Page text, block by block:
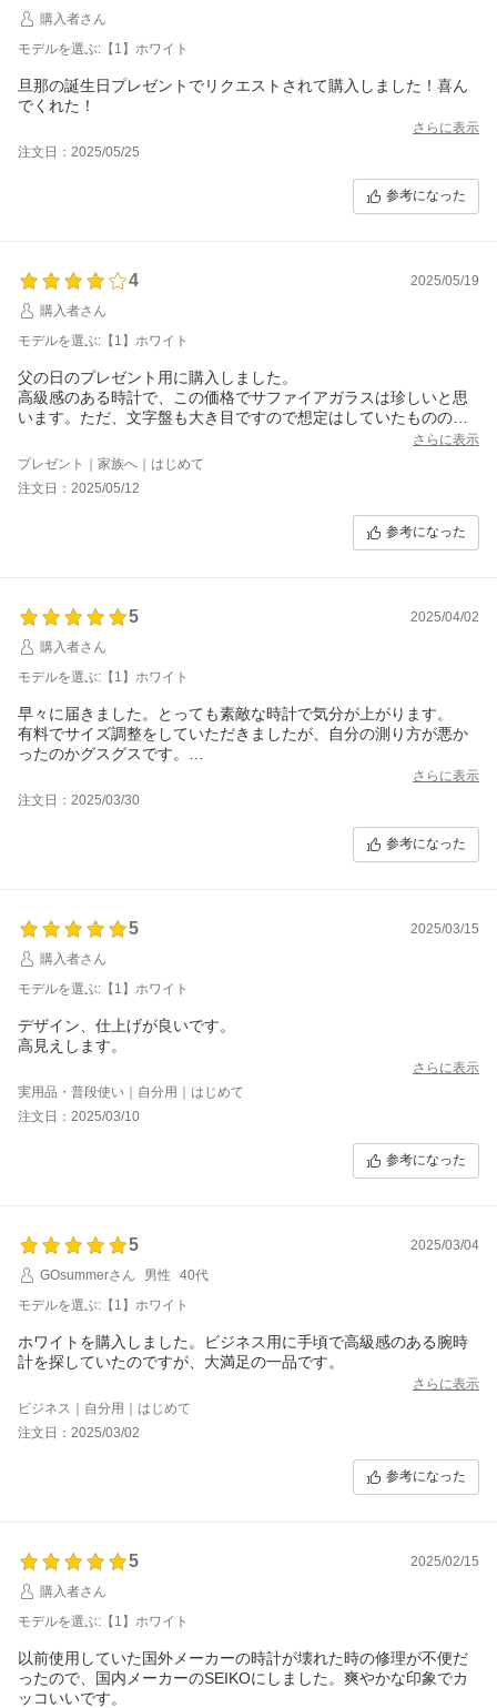
購入者さん
モデルを選ぶ:【1】ホワイト
旦那の誕生日プレゼントでリクエストされて購入しました！喜ん
でくれた！
さらに表示
注文日：2025/05/25
参考になった
4
2025/05/19
購入者さん
モデルを選ぶ:【1】ホワイト
父の日のプレゼント用に購入しました。
高級感のある時計で、この価格でサファイアガラスは珍しいと思
います。ただ、文字盤も大き目ですので想定はしていたものの、8
さらに表示
プレゼント｜家族へ｜はじめて
注文日：2025/05/12
参考になった
5
2025/04/02
購入者さん
モデルを選ぶ:【1】ホワイト
早々に届きました。とっても素敵な時計で気分が上がります。
有料でサイズ調整をしていただきましたが、自分の測り方が悪か
ったのかグスグスです。
さらに表示
注文日：2025/03/30
参考になった
5
2025/03/15
購入者さん
モデルを選ぶ:【1】ホワイト
デザイン、仕上げが良いです。
高見えします。
さらに表示
実用品・普段使い｜自分用｜はじめて
注文日：2025/03/10
参考になった
5
2025/03/04
GOsummerさん
男性
40代
モデルを選ぶ:【1】ホワイト
ホワイトを購入しました。ビジネス用に手頃で高級感のある腕時
計を探していたのですが、大満足の一品です。
さらに表示
ビジネス｜自分用｜はじめて
注文日：2025/03/02
参考になった
5
2025/02/15
購入者さん
モデルを選ぶ:【1】ホワイト
以前使用していた国外メーカーの時計が壊れた時の修理が不便だ
ったので、国内メーカーのSEIKOにしました。爽やかな印象でカ
ッコいいです。